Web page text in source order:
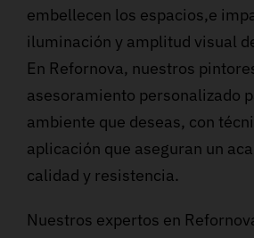
embellecen los espacios,e
iluminación y amplitud visual
En Refornova, nuestros
asesoramiento personalizado
ambiente que deseas, con
aplicación que aseguran un
calidad y resistencia.
Nuestros expertos en